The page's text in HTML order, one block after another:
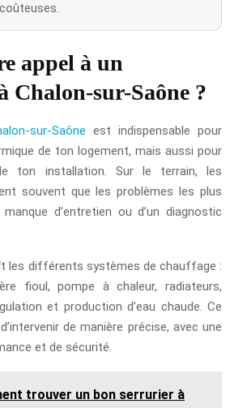
appel à un
Chalon-sur-Saône ?
sur-Saône est indispensable pour
de ton logement, mais aussi pour
ton installation. Sur le terrain, les
souvent que les problèmes les plus
d’entretien ou d’un diagnostic
les différents systèmes de chauffage :
fioul, pompe à chaleur, radiateurs,
et production d’eau chaude. Ce
de manière précise, avec une
et de sécurité.
trouver un bon serrurier à